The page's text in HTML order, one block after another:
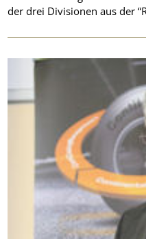
der drei Divisionen aus der